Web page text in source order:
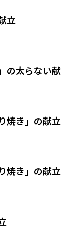
立
の太らない献
焼き」の献立
焼き」の献立